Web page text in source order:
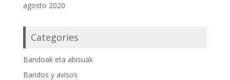
agosto 2020
Categories
Bandoak eta abisuak
Bandos y avisos